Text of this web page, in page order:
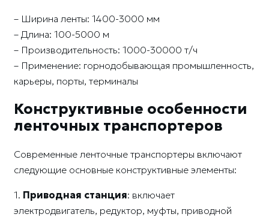
– Ширина ленты: 1400-3000 мм
– Длина: 100-5000 м
– Производительность: 1000-30000 т/ч
– Применение: горнодобывающая промышленность,
карьеры, порты, терминалы
Конструктивные особенности
ленточных транспортеров
Современные ленточные транспортеры включают
следующие основные конструктивные элементы:
1. Приводная станция: включает
электродвигатель, редуктор, муфты, приводной